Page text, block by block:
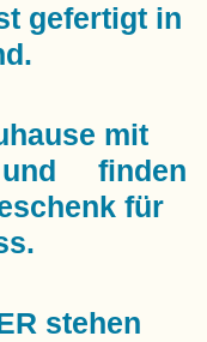
gefertigt in
mit
und finden
für
stehen